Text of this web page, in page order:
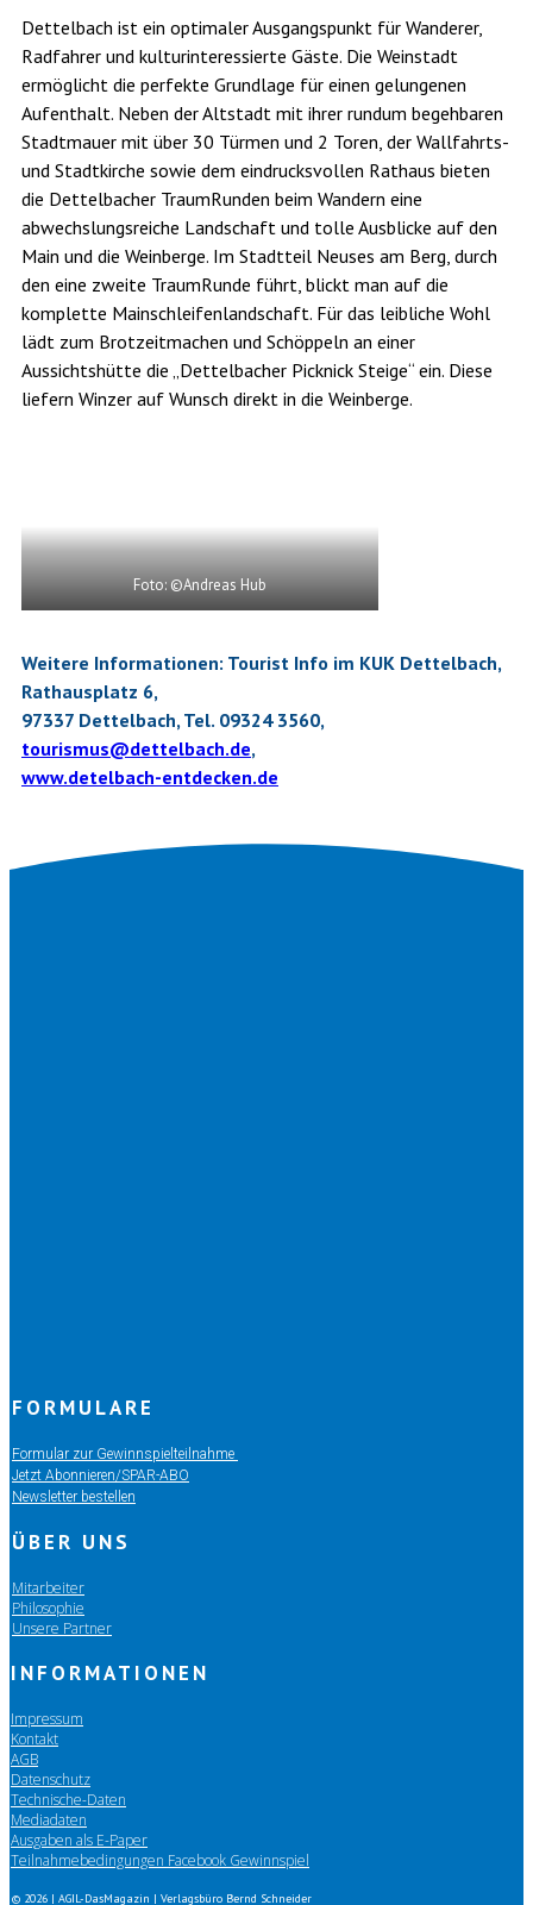
Dettelbach ist ein optimaler Ausgangspunkt für Wanderer,
Radfahrer und kulturinteressierte Gäste. Die Weinstadt
ermöglicht die perfekte Grundlage für einen gelungenen
Aufenthalt. Neben der Altstadt mit ihrer rundum begehbaren
Stadtmauer mit über 30 Türmen und 2 Toren, der Wallfahrts-
und Stadtkirche sowie dem eindrucksvollen Rathaus bieten
die Dettelbacher TraumRunden beim Wandern eine
abwechslungsreiche Landschaft und tolle Ausblicke auf den
Main und die Weinberge. Im Stadtteil Neuses am Berg, durch
den eine zweite TraumRunde führt, blickt man auf die
komplette Mainschleifenlandschaft. Für das leibliche Wohl
lädt zum Brotzeitmachen und Schöppeln an einer
Aussichtshütte die „Dettelbacher Picknick Steige“ ein. Diese
liefern Winzer auf Wunsch direkt in die Weinberge.
Foto: ©Andreas Hub
Weitere Informationen: Tourist Info im KUK Dettelbach,
Rathausplatz 6,
97337 Dettelbach, Tel. 09324 3560,
tourismus@dettelbach.de,
www.detelbach-entdecken.de
FORMULARE
Formular zur Gewinnspielteilnahme
Jetzt Abonnieren/SPAR-ABO
Newsletter bestellen
ÜBER UNS
Mitarbeiter
Philosophie
Unsere Partner
INFORMATIONEN
Impressum
Kontakt
AGB
Datenschutz
Technische-Daten
Mediadaten
Ausgaben als E-Paper
Teilnahmebedingungen Facebook Gewinnspiel
© 2026 | AGIL-DasMagazin | Verlagsbüro Bernd Schneider